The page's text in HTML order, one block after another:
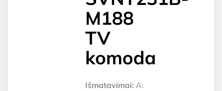
M188
TV
komoda
Išmatavimai: A: